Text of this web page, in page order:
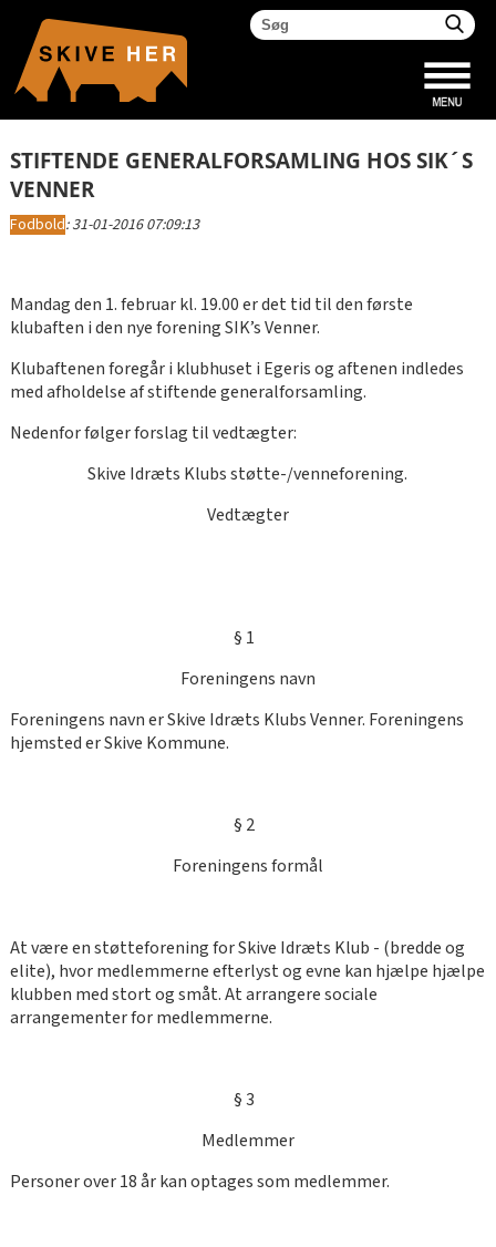
STIFTENDE GENERALFORSAMLING HOS SIK´S
VENNER
Fodbold:31-01-2016 07:09:13
Mandag den 1. februar kl. 19.00 er det tid til den første
klubaften i den nye forening SIK’s Venner.
Klubaftenen foregår i klubhuset i Egeris og aftenen indledes
med afholdelse af stiftende generalforsamling.
Nedenfor følger forslag til vedtægter:
Skive Idræts Klubs støtte-/venneforening.
Vedtægter
§ 1
Foreningens navn
Foreningens navn er Skive Idræts Klubs Venner. Foreningens
hjemsted er Skive Kommune.
§ 2
Foreningens formål
At være en støtteforening for Skive Idræts Klub - (bredde og
elite), hvor medlemmerne efterlyst og evne kan hjælpe hjælpe
klubben med stort og småt. At arrangere sociale
arrangementer for medlemmerne.
§ 3
Medlemmer
Personer over 18 år kan optages som medlemmer.